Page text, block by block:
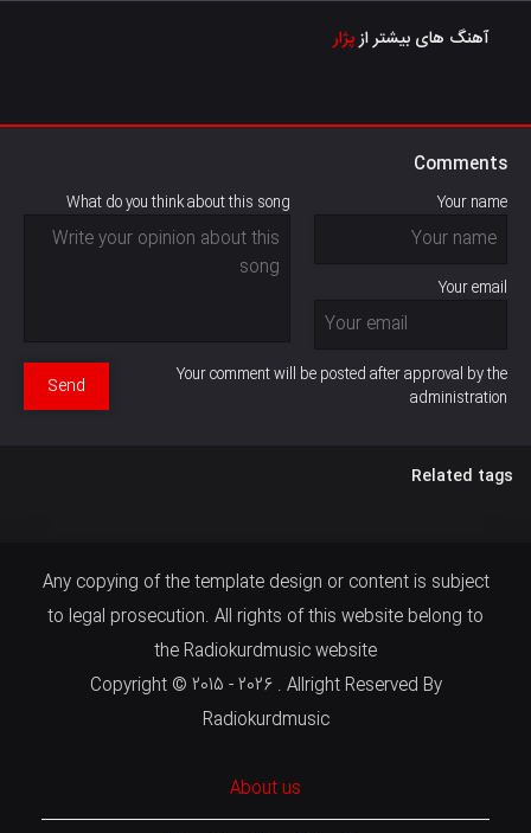
آهنگ های بیشتر ازپژار
Comments
Your name
Your email
What do you think about this song
Your comment will be posted after approval by the
administration
Send
Related tags
Any copying of the template design or content is subject
to legal prosecution. All rights of this website belong to
the Radiokurdmusic website
Copyright © 2015 - 2026 . Allright Reserved By
Radiokurdmusic
About us